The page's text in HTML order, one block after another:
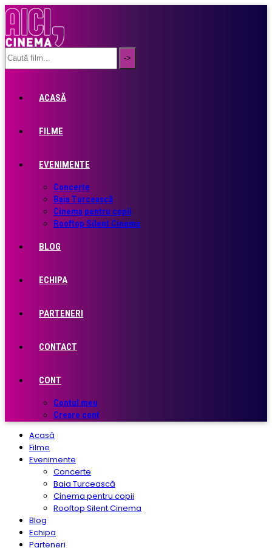
ACASĂ
FILME
EVENIMENTE
Concerte
Baia Turcească
Cinema pentru copii
Rooftop Silent Cinema
BLOG
ECHIPA
PARTENERI
CONTACT
CONT
Contul meu
Creare cont
Acasă
Filme
Evenimente
Concerte
Baia Turcească
Cinema pentru copii
Rooftop Silent Cinema
Blog
Echipa
Parteneri